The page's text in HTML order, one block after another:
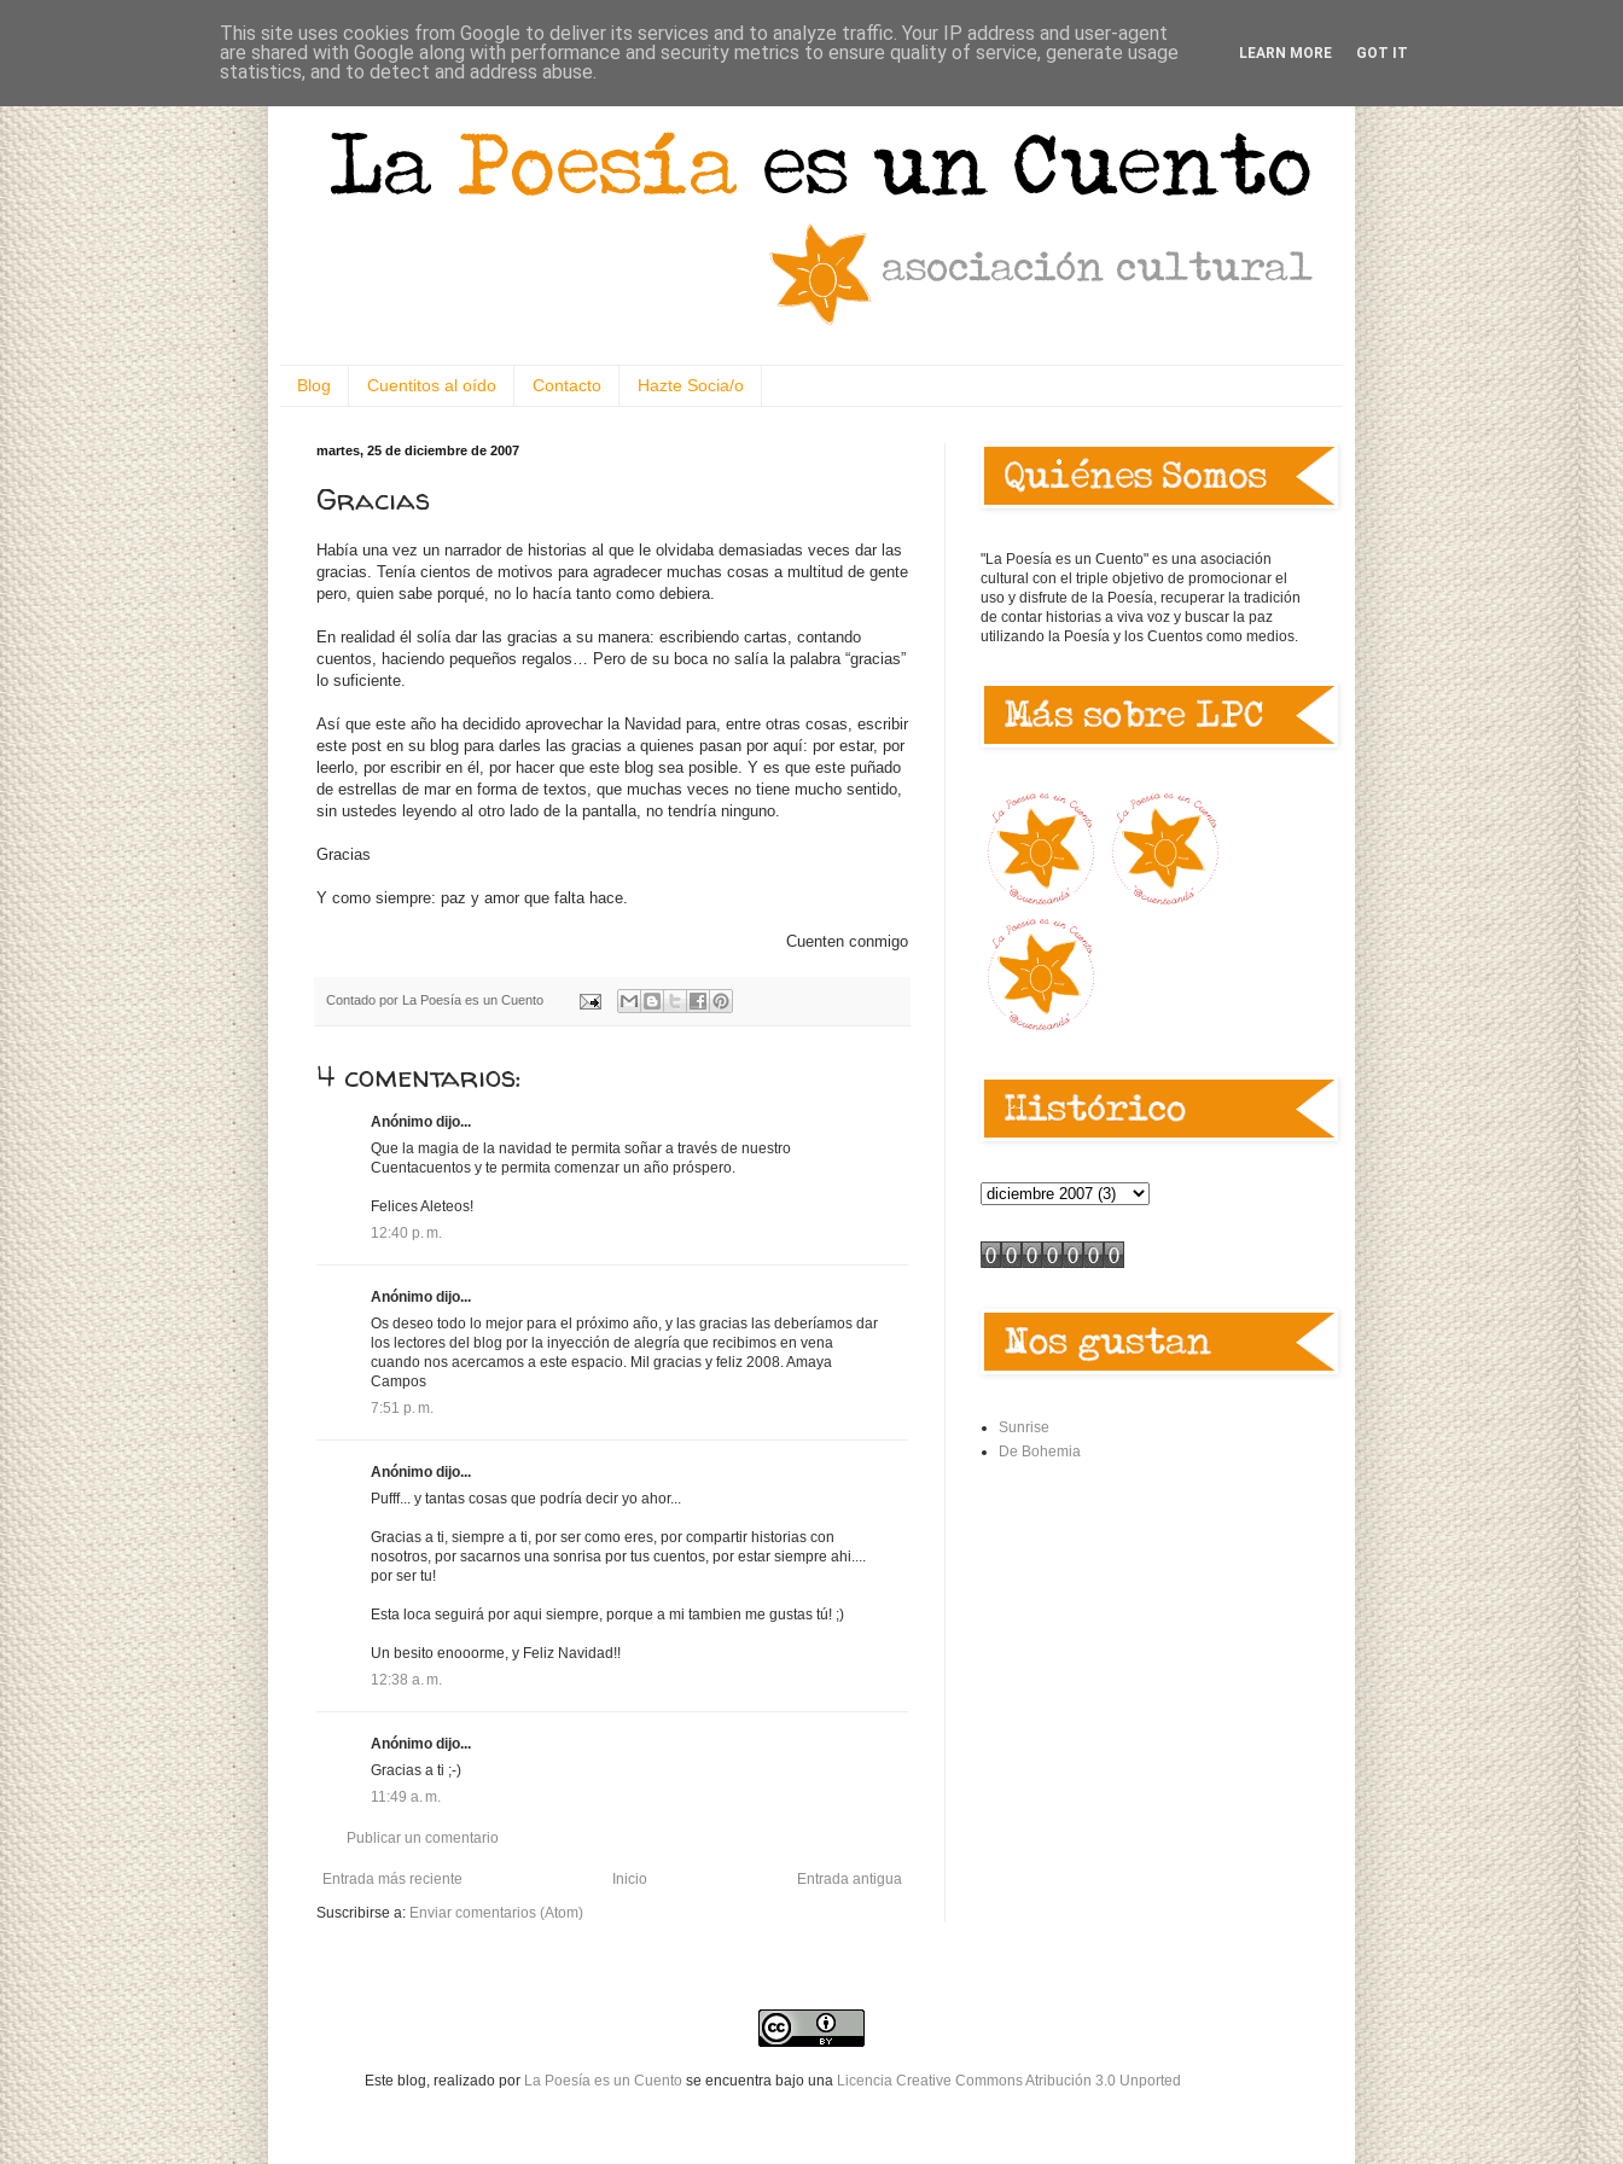
Blog Cuentitos al oído Contacto Hazte Socia/o
martes, 25 de diciembre de 2007
Gracias
Había una vez un narrador de historias al que le olvidaba demasiadas veces dar las
gracias. Tenía cientos de motivos para agradecer muchas cosas a multitud de gente
pero, quien sabe porqué, no lo hacía tanto como debiera.
En realidad él solía dar las gracias a su manera: escribiendo cartas, contando
cuentos, haciendo pequeños regalos… Pero de su boca no salía la palabra “gracias”
lo suficiente.
Así que este año ha decidido aprovechar la Navidad para, entre otras cosas, escribir
este post en su blog para darles las gracias a quienes pasan por aquí: por estar, por
leerlo, por escribir en él, por hacer que este blog sea posible. Y es que este puñado
de estrellas de mar en forma de textos, que muchas veces no tiene mucho sentido,
sin ustedes leyendo al otro lado de la pantalla, no tendría ninguno.
Gracias
Y como siempre: paz y amor que falta hace.
Cuenten conmigo
Contado por La Poesía es un Cuento
4 comentarios:
Anónimo dijo...
Que la magia de la navidad te permita soñar a través de nuestro
Cuentacuentos y te permita comenzar un año próspero.
Felices Aleteos!
12:40 p. m.
Anónimo dijo...
Os deseo todo lo mejor para el próximo año, y las gracias las deberíamos dar
los lectores del blog por la inyección de alegría que recibimos en vena
cuando nos acercamos a este espacio. Mil gracias y feliz 2008. Amaya
Campos
7:51 p. m.
Anónimo dijo...
Pufff... y tantas cosas que podría decir yo ahor...
Gracias a ti, siempre a ti, por ser como eres, por compartir historias con
nosotros, por sacarnos una sonrisa por tus cuentos, por estar siempre ahi....
por ser tu!
Esta loca seguirá por aqui siempre, porque a mi tambien me gustas tú! ;)
Un besito enooorme, y Feliz Navidad!!
12:38 a. m.
Anónimo dijo...
Gracias a ti ;-)
11:49 a. m.
Publicar un comentario
Entrada más reciente Entrada antigua
Inicio
Suscribirse a: Enviar comentarios (Atom)
"La Poesía es un Cuento" es una asociación
cultural con el triple objetivo de promocionar el
uso y disfrute de la Poesía, recuperar la tradición
de contar historias a viva voz y buscar la paz
utilizando la Poesía y los Cuentos como medios.
Sunrise
De Bohemia
Este blog, realizado por La Poesía es un Cuento se encuentra bajo una Licencia Creative Commons Atribución 3.0 Unported
This site uses cookies from Google to deliver its services and to analyze traffic. Your IP address and user-agent
are shared with Google along with performance and security metrics to ensure quality of service, generate usage
statistics, and to detect and address abuse.
LEARN MORE GOT IT